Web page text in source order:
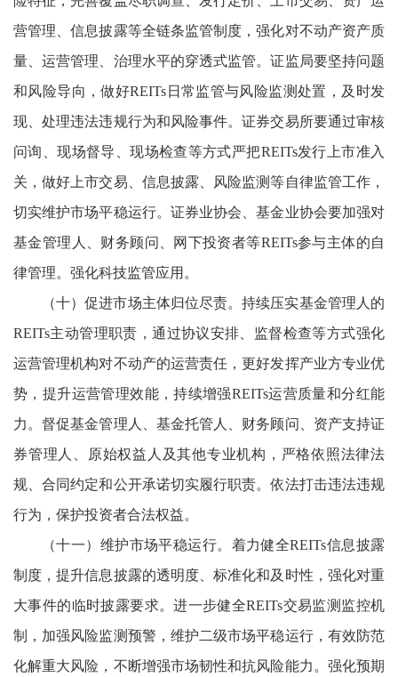
营管理、信息披露等全链条监管制度，强化对不动产资产质
量、运营管理、治理水平的穿透式监管。证监局要坚持问题
和风险导向，做好REITs日常监管与风险监测处置，及时发
现、处理违法违规行为和风险事件。证券交易所要通过审核
问询、现场督导、现场检查等方式严把REITs发行上市准入
关，做好上市交易、信息披露、风险监测等自律监管工作，
切实维护市场平稳运行。证券业协会、基金业协会要加强对
基金管理人、财务顾问、网下投资者等REITs参与主体的自
律管理。强化科技监管应用。
（十）促进市场主体归位尽责。持续压实基金管理人的
REITs主动管理职责，通过协议安排、监督检查等方式强化
运营管理机构对不动产的运营责任，更好发挥产业方专业优
势，提升运营管理效能，持续增强REITs运营质量和分红能
力。督促基金管理人、基金托管人、财务顾问、资产支持证
券管理人、原始权益人及其他专业机构，严格依照法律法
规、合同约定和公开承诺切实履行职责。依法打击违法违规
行为，保护投资者合法权益。
（十一）维护市场平稳运行。着力健全REITs信息披露
制度，提升信息披露的透明度、标准化和及时性，强化对重
大事件的临时披露要求。进一步健全REITs交易监测监控机
制，加强风险监测预警，维护二级市场平稳运行，有效防范
化解重大风险，不断增强市场韧性和抗风险能力。强化预期